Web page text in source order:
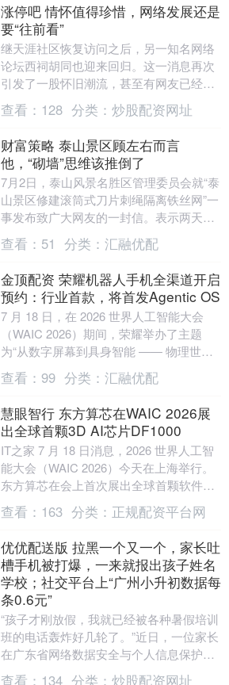
涨停吧 情怀值得珍惜，网络发展还是
要“往前看”
继天涯社区恢复访问之后，另一知名网络
论坛西祠胡同也迎来回归。这一消息再次
引发了一股怀旧潮流，甚至有网友已经开
始憧憬：是不是猫扑、开心网、校内网等
也快回来了？ \....
查看： 128 分类： 炒股配资网址
财富策略 泰山景区顾左右而言
他，“砌墙”思维该推倒了
7月2日，泰山风景名胜区管理委员会就“泰
山景区修建滚筒式刀片刺绳隔离铁丝网”一
事发布致广大网友的一封信。表示两天
来，根据网友反映的情况，又组织人员到
林区一线进行....
查看： 51 分类： 汇融优配
金顶配资 荣耀机器人手机全渠道开启
预约：行业首款，将首发Agentic OS
7 月 18 日，在 2026 世界人工智能大会
（WAIC 2026）期间，荣耀举办了主题
为“从数字屏幕到具身智能 —— 物理世界
新范式”的分论坛。在本次论坛上....
查看： 99 分类： 汇融优配
慧眼智行 东方算芯在WAIC 2026展
出全球首颗3D AI芯片DF1000
IT之家 7 月 18 日消息，2026 世界人工智
能大会（WAIC 2026）今天在上海举行。
东方算芯在会上首次展出全球首颗软件定
义近存计算 3D AI 芯片....
查看： 163 分类： 正规配资平台网
优优配送版 拉黑一个又一个，家长吐
槽手机被打爆，一来就报出孩子姓名
学校；社交平台上“广州小升初数据每
条0.6元”
“孩子才刚放假，我就已经被各种暑假培训
班的电话轰炸好几轮了。”近日，一位家长
在广东省网络数据安全与个人信息保护协
会“个人信息侵权投诉反馈平台”上投诉，
查看： 134 分类： 炒股配资网址